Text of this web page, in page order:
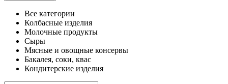
Все категории
Колбасные изделия
Молочные продукты
Сыры
Мясные и овощные консервы
Бакалея, соки, квас
Кондитерские изделия